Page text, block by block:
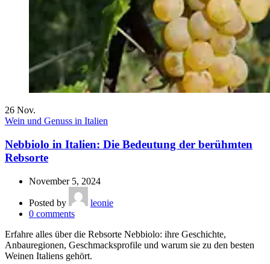
26 Nov.
Wein und Genuss in Italien
Nebbiolo in Italien: Die Bedeutung der berühmten
Rebsorte
November 5, 2024
Posted by
leonie
0 comments
Erfahre alles über die Rebsorte Nebbiolo: ihre Geschichte,
Anbauregionen, Geschmacksprofile und warum sie zu den besten
Weinen Italiens gehört.